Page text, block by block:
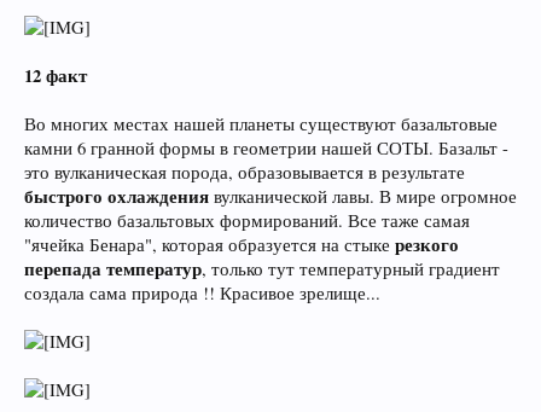
12 факт
Во многих местах нашей планеты существуют базальтовые
камни 6 гранной формы в геометрии нашей СОТЫ. Базальт -
это вулканическая порода, образовывается в результате
быстрого охлаждения вулканической лавы. В мире огромное
количество базальтовых формирований. Все таже самая
"ячейка Бенара", которая образуется на стыке резкого
перепада температур, только тут температурный градиент
создала сама природа !! Красивое зрелище...